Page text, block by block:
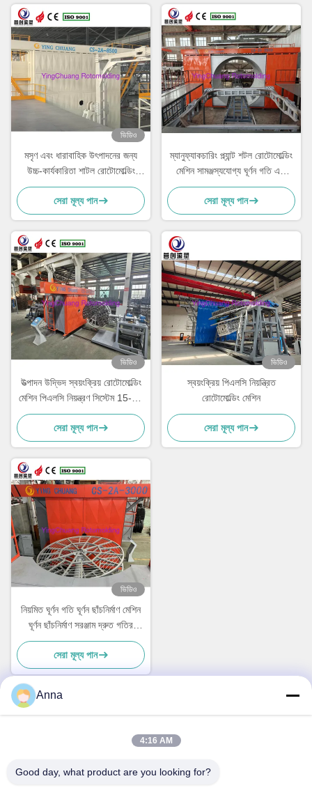
ভিডিও
মসৃণ এবং ধারাবাহিক উৎপাদনের জন্য
উচ্চ-কার্যকারিতা শাটল রোটোমোল্ডিং
মেশিন
সেরা মূল্য পান
ম্যানুফ্যাকচারিং প্ল্যান্ট শটল রোটোমোল্ডিং
মেশিন সামঞ্জস্যযোগ্য ঘূর্ণন গতি এবং
কর্মক্ষমতা সহ
সেরা মূল্য পান
ভিডিও
উত্পাদন উদ্ভিদ স্বয়ংক্রিয় রোটোমোল্ডিং
মেশিন পিএলসি নিয়ন্ত্রণ সিস্টেম 15-30
মিনিট চক্র সময় সঙ্গে
সেরা মূল্য পান
ভিডিও
স্বয়ংক্রিয় পিএলসি নিয়ন্ত্রিত
রোটোমোল্ডিং মেশিন
সেরা মূল্য পান
ভিডিও
নিয়মিত ঘূর্ণন গতি ঘূর্ণন ছাঁচনির্মাণ মেশিন
ঘূর্ণন ছাঁচনির্মাণ সরঞ্জাম দ্রুত গতির
উৎপাদন
সেরা মূল্য পান
ঠিকানা
Anna
4:16 AM
Good day, what product are you looking for?